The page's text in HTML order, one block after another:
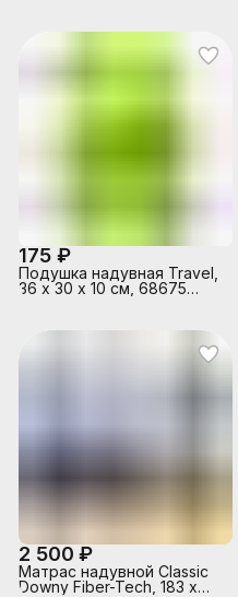
175 ₽
Подушка надувная Travel,
36 х 30 х 10 см, 68675
2 500 ₽
Матрас надувной Classic
Downy Fiber-Tech, 183 x